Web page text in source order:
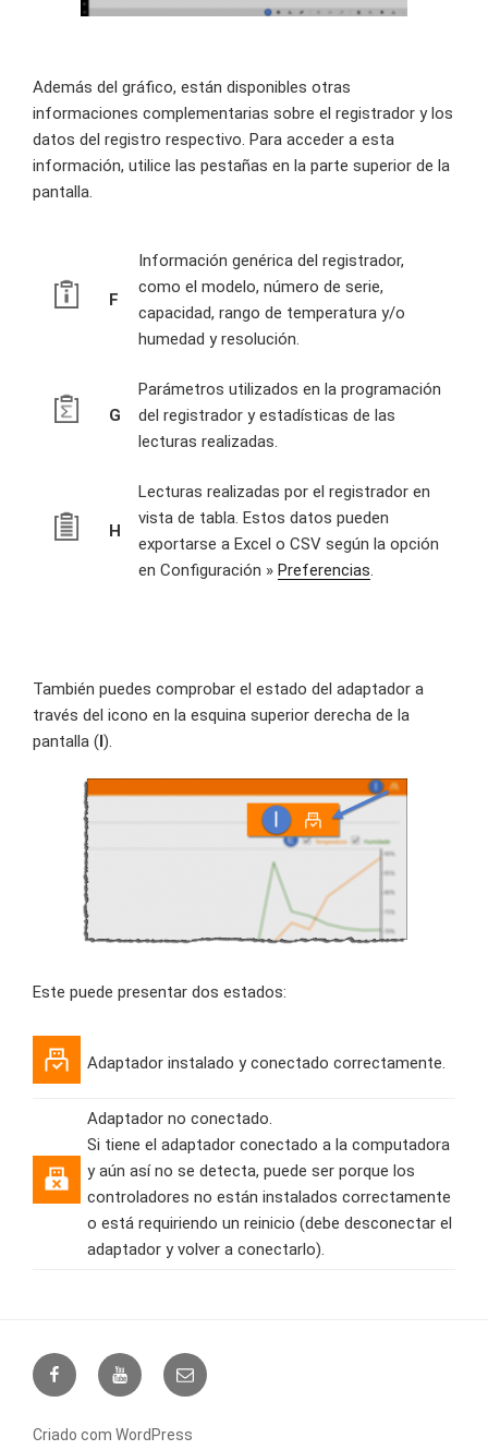
Además del gráfico, están disponibles otras
informaciones complementarias sobre el registrador y los
datos del registro respectivo. Para acceder a esta
información, utilice las pestañas en la parte superior de la
pantalla.
F
Información genérica del registrador,
como el modelo, número de serie,
capacidad, rango de temperatura y/o
humedad y resolución.
G
Parámetros utilizados en la programación
del registrador y estadísticas de las
lecturas realizadas.
H
Lecturas realizadas por el registrador en
vista de tabla. Estos datos pueden
exportarse a Excel o CSV según la opción
en Configuración » Preferencias
También puedes comprobar el estado del adaptador a
través del icono en la esquina superior derecha de la
pantalla (I).
Este puede presentar dos estados:
Adaptador instalado y conectado correctamente.
Adaptador no conectado.
Si tiene el adaptador conectado a la computadora
y aún así no se detecta, puede ser porque los
controladores no están instalados correctamente
o está requiriendo un reinicio (debe desconectar el
adaptador y volver a conectarlo).
FacebookYoutube support@eclo.solutions
Criado com WordPress